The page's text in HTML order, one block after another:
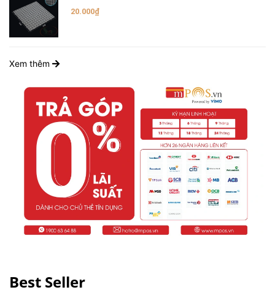
20.000₫
Xem thêm
Best Seller